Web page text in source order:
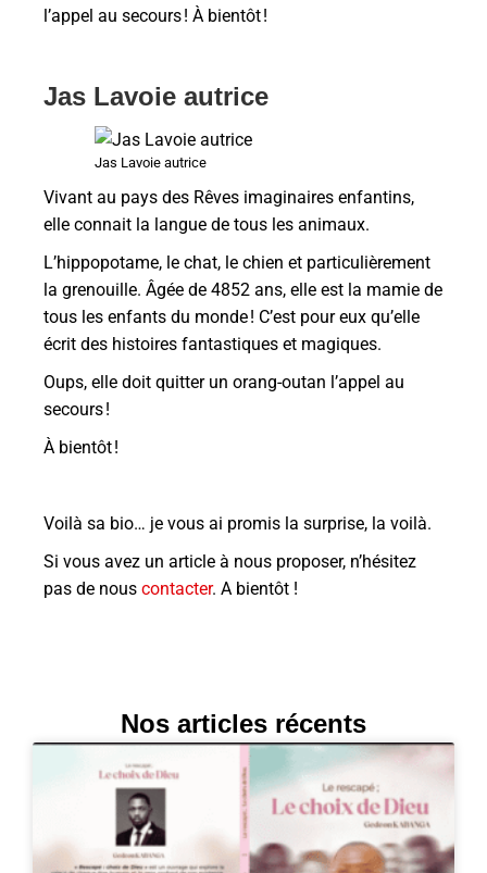
l’appel au secours ! À bientôt !
Jas Lavoie autrice
Jas Lavoie autrice
Vivant au pays des Rêves imaginaires enfantins,
elle connait la langue de tous les animaux.
L’hippopotame, le chat, le chien et particulièrement
la grenouille. Âgée de 4852 ans, elle est la mamie de
tous les enfants du monde ! C’est pour eux qu’elle
écrit des histoires fantastiques et magiques.
Oups, elle doit quitter un orang-outan l’appel au
secours !
À bientôt !
Voilà sa bio… je vous ai promis la surprise, la voilà.
Si vous avez un article à nous proposer, n’hésitez
pas de nous contacter. A bientôt !
Nos articles récents